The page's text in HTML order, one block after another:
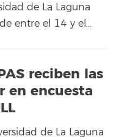
de La Laguna
entre el 14 y el…
reciben las
en encuesta
de La Laguna